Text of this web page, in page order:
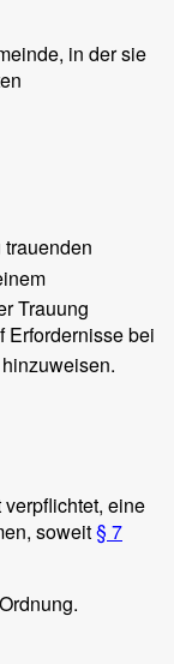
in der sie
Trauung
Erfordernisse bei
eine
soweit§ 7